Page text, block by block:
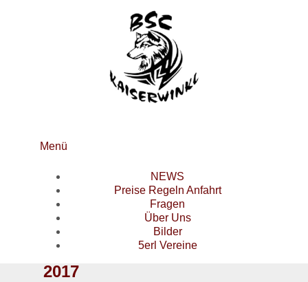
Menü
NEWS
Preise Regeln Anfahrt
Fragen
Über Uns
Bilder
5erl Vereine
2017